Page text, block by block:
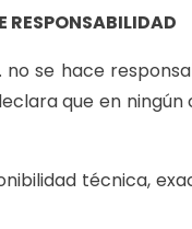
RESPONSABILIDAD
no se hace
que en
técnica,